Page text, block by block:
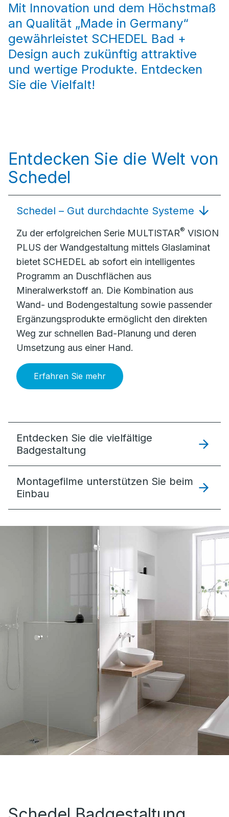
Mit Innovation und dem Höchstmaß
an Qualität „Made in Germany“
gewährleistet SCHEDEL Bad +
Design auch zukünftig attraktive
und wertige Produkte. Entdecken
Sie die Vielfalt!
Entdecken Sie die Welt von
Schedel
Schedel – Gut durchdachte Systeme
Zu der erfolgreichen Serie MULTISTAR® VISION
PLUS der Wandgestaltung mittels Glaslaminat
bietet SCHEDEL ab sofort ein intelligentes
Programm an Duschflächen aus
Mineralwerkstoff an. Die Kombination aus
Wand- und Bodengestaltung sowie passender
Ergänzungsprodukte ermöglicht den direkten
Weg zur schnellen Bad-Planung und deren
Umsetzung aus einer Hand.
Erfahren Sie mehr
Entdecken Sie die vielfältige
Badgestaltung
Montagefilme unterstützen Sie beim
Einbau